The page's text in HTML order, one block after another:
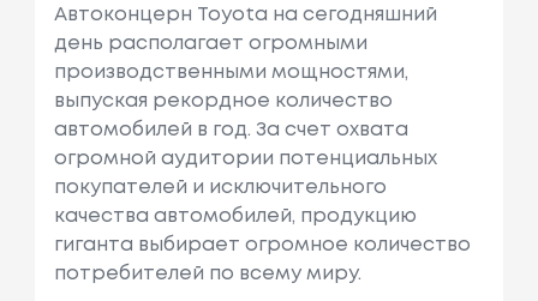
Автоконцерн Toyota на сегодняшний
день располагает огромными
производственными мощностями,
выпуская рекордное количество
автомобилей в год. За счет охвата
огромной аудитории потенциальных
покупателей и исключительного
качества автомобилей, продукцию
гиганта выбирает огромное количество
потребителей по всему миру.